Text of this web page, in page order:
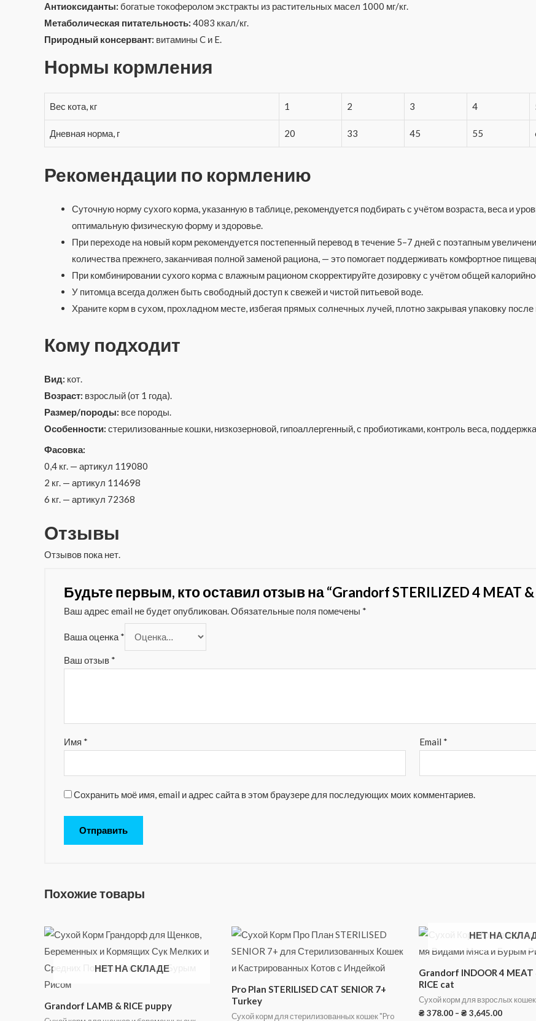
Антиоксиданты: богатые токоферолом экстракты из растительных масел 1000 мг/кг.
Метаболическая питательность: 4083 ккал/кг.
Природный консервант: витамины C и E.
Нормы кормления
Вес кота, кг 1 2 3 4
Дневная норма, г 20 33 45 55
Рекомендации по кормлению
Суточную норму сухого корма, указанную в таблице, рекомендуется подбирать с учётом возраста, веса и
оптимальную физическую форму и здоровье.
При переходе на новый корм рекомендуется постепенный перевод в течение 5–7 дней с поэтапным
количества прежнего, заканчивая полной заменой рациона, — это помогает поддерживать комфортное
При комбинировании сухого корма с влажным рационом скорректируйте дозировку с учётом общей
У питомца всегда должен быть свободный доступ к свежей и чистой питьевой воде.
Храните корм в сухом, прохладном месте, избегая прямых солнечных лучей, плотно закрывая упаковку
Кому подходит
Вид: кот.
Возраст: взрослый (от 1 года).
Размер/породы: все породы.
Особенности: стерилизованные кошки, низкозерновой, гипоаллергенный, с пробиотиками, контроль веса,
Фасовка:
0,4 кг. — артикул 119080
2 кг. — артикул 114698
6 кг. — артикул 72368
Отзывы
Отзывов пока нет.
Будьте первым, кто оставил отзыв на “Grandorf STERILIZED 4 MEAT &
Ваш адрес email не будет опубликован.Обязательные поля помечены *
Ваша оценка *
Ваш отзыв *
Имя * Email *
Сохранить моё имя, email и адрес сайта в этом браузере для последующих моих комментариев.
Похожие товары
НЕТ НА СКЛАДЕ
Grandorf LAMB & RICE puppy
Pro Plan STERILISED CAT SENIOR 7+
Turkey
Сухой корм для стерилизованных кошек "Pro
НЕТ НА
Grandorf INDOOR 4 MEAT
RICE cat
Сухой корм для взрослых
₴ 378.00 – ₴ 3,645.00